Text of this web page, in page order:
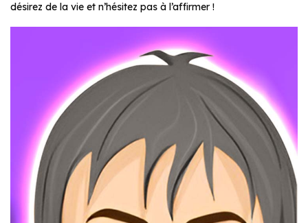
désirez de la vie et n’hésitez pas à l’affirmer !